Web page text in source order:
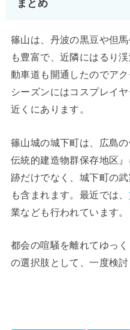
篠山は、丹波の黒豆や但
も豊富で、近隣にはるり
動車道も開通したのでア
シーズンにはコスプレイ
近くにあります。
篠山城の城下町は、広島
伝統的建造物群保存地区
跡だけでなく、城下町の
も含まれます。最近では、
業なども行われています。
都会の喧騒を離れてゆっ
の選択肢として、一度検